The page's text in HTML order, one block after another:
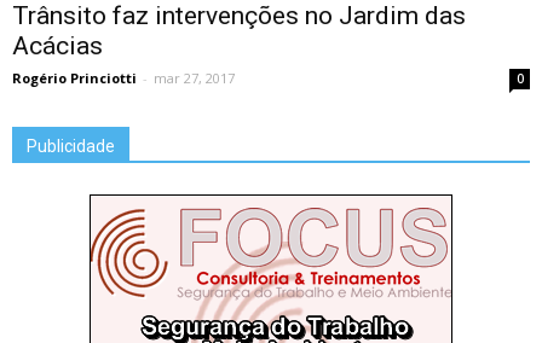
Trânsito faz intervenções no Jardim das
Acácias
Rogério Princiotti - mar 27, 2017 0
Publicidade